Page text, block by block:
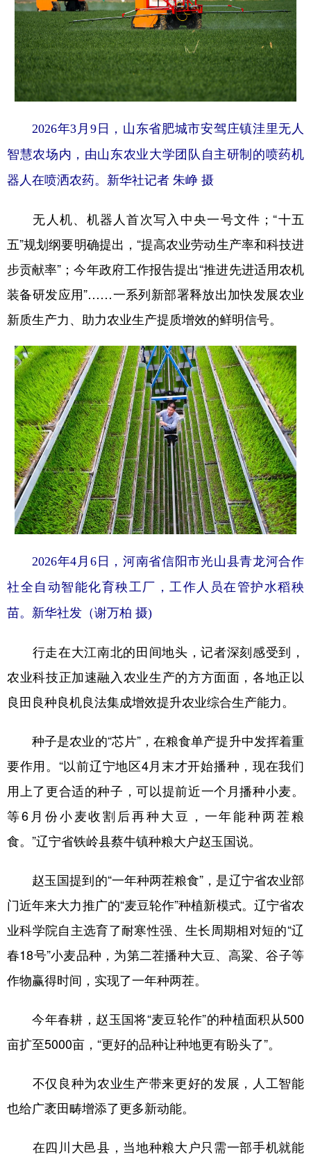
2026年3月9日，山东省肥城市安驾庄镇洼里无人
智慧农场内，由山东农业大学团队自主研制的喷药机
器人在喷洒农药。新华社记者 朱峥 摄
无人机、机器人首次写入中央一号文件；“十五
五”规划纲要明确提出，“提高农业劳动生产率和科技进
步贡献率”；今年政府工作报告提出“推进先进适用农机
装备研发应用”……一系列新部署释放出加快发展农业
新质生产力、助力农业生产提质增效的鲜明信号。
2026年4月6日，河南省信阳市光山县青龙河合作
社全自动智能化育秧工厂，工作人员在管护水稻秧
苗。新华社发（谢万柏 摄)
行走在大江南北的田间地头，记者深刻感受到，
农业科技正加速融入农业生产的方方面面，各地正以
良田良种良机良法集成增效提升农业综合生产能力。
种子是农业的“芯片”，在粮食单产提升中发挥着重
要作用。“以前辽宁地区4月末才开始播种，现在我们
用上了更合适的种子，可以提前近一个月播种小麦。
等6月份小麦收割后再种大豆，一年能种两茬粮
食。”辽宁省铁岭县蔡牛镇种粮大户赵玉国说。
赵玉国提到的“一年种两茬粮食”，是辽宁省农业部
门近年来大力推广的“麦豆轮作”种植新模式。辽宁省农
业科学院自主选育了耐寒性强、生长周期相对短的“辽
春18号”小麦品种，为第二茬播种大豆、高粱、谷子等
作物赢得时间，实现了一年种两茬。
今年春耕，赵玉国将“麦豆轮作”的种植面积从500
亩扩至5000亩，“更好的品种让种地更有盼头了”。
不仅良种为农业生产带来更好的发展，人工智能
也给广袤田畴增添了更多新动能。
在四川大邑县，当地种粮大户只需一部手机就能